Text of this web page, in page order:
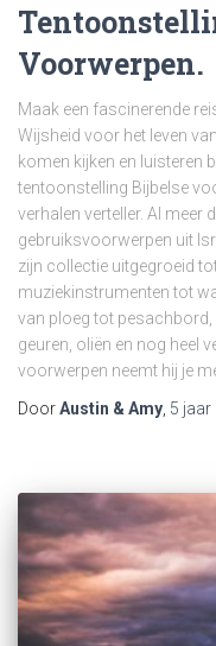
Voorwerpen.
Maak een fascinerende
Wijsheid voor het leven
komen kijken en luisteren
tentoonstelling Bijbelse
verhalen verteller. Al meer
gebruiksvoorwerpen uit
zijn collectie uitgegroeid
muziekinstrumenten tot
van ploeg tot pesachbord,
geuren, oliën en nog heel
voorwerpen neemt hij je
DoorAustin & Amy 5 jaar